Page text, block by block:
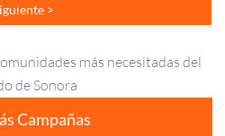
más necesitadas del
de Sonora
Campañas